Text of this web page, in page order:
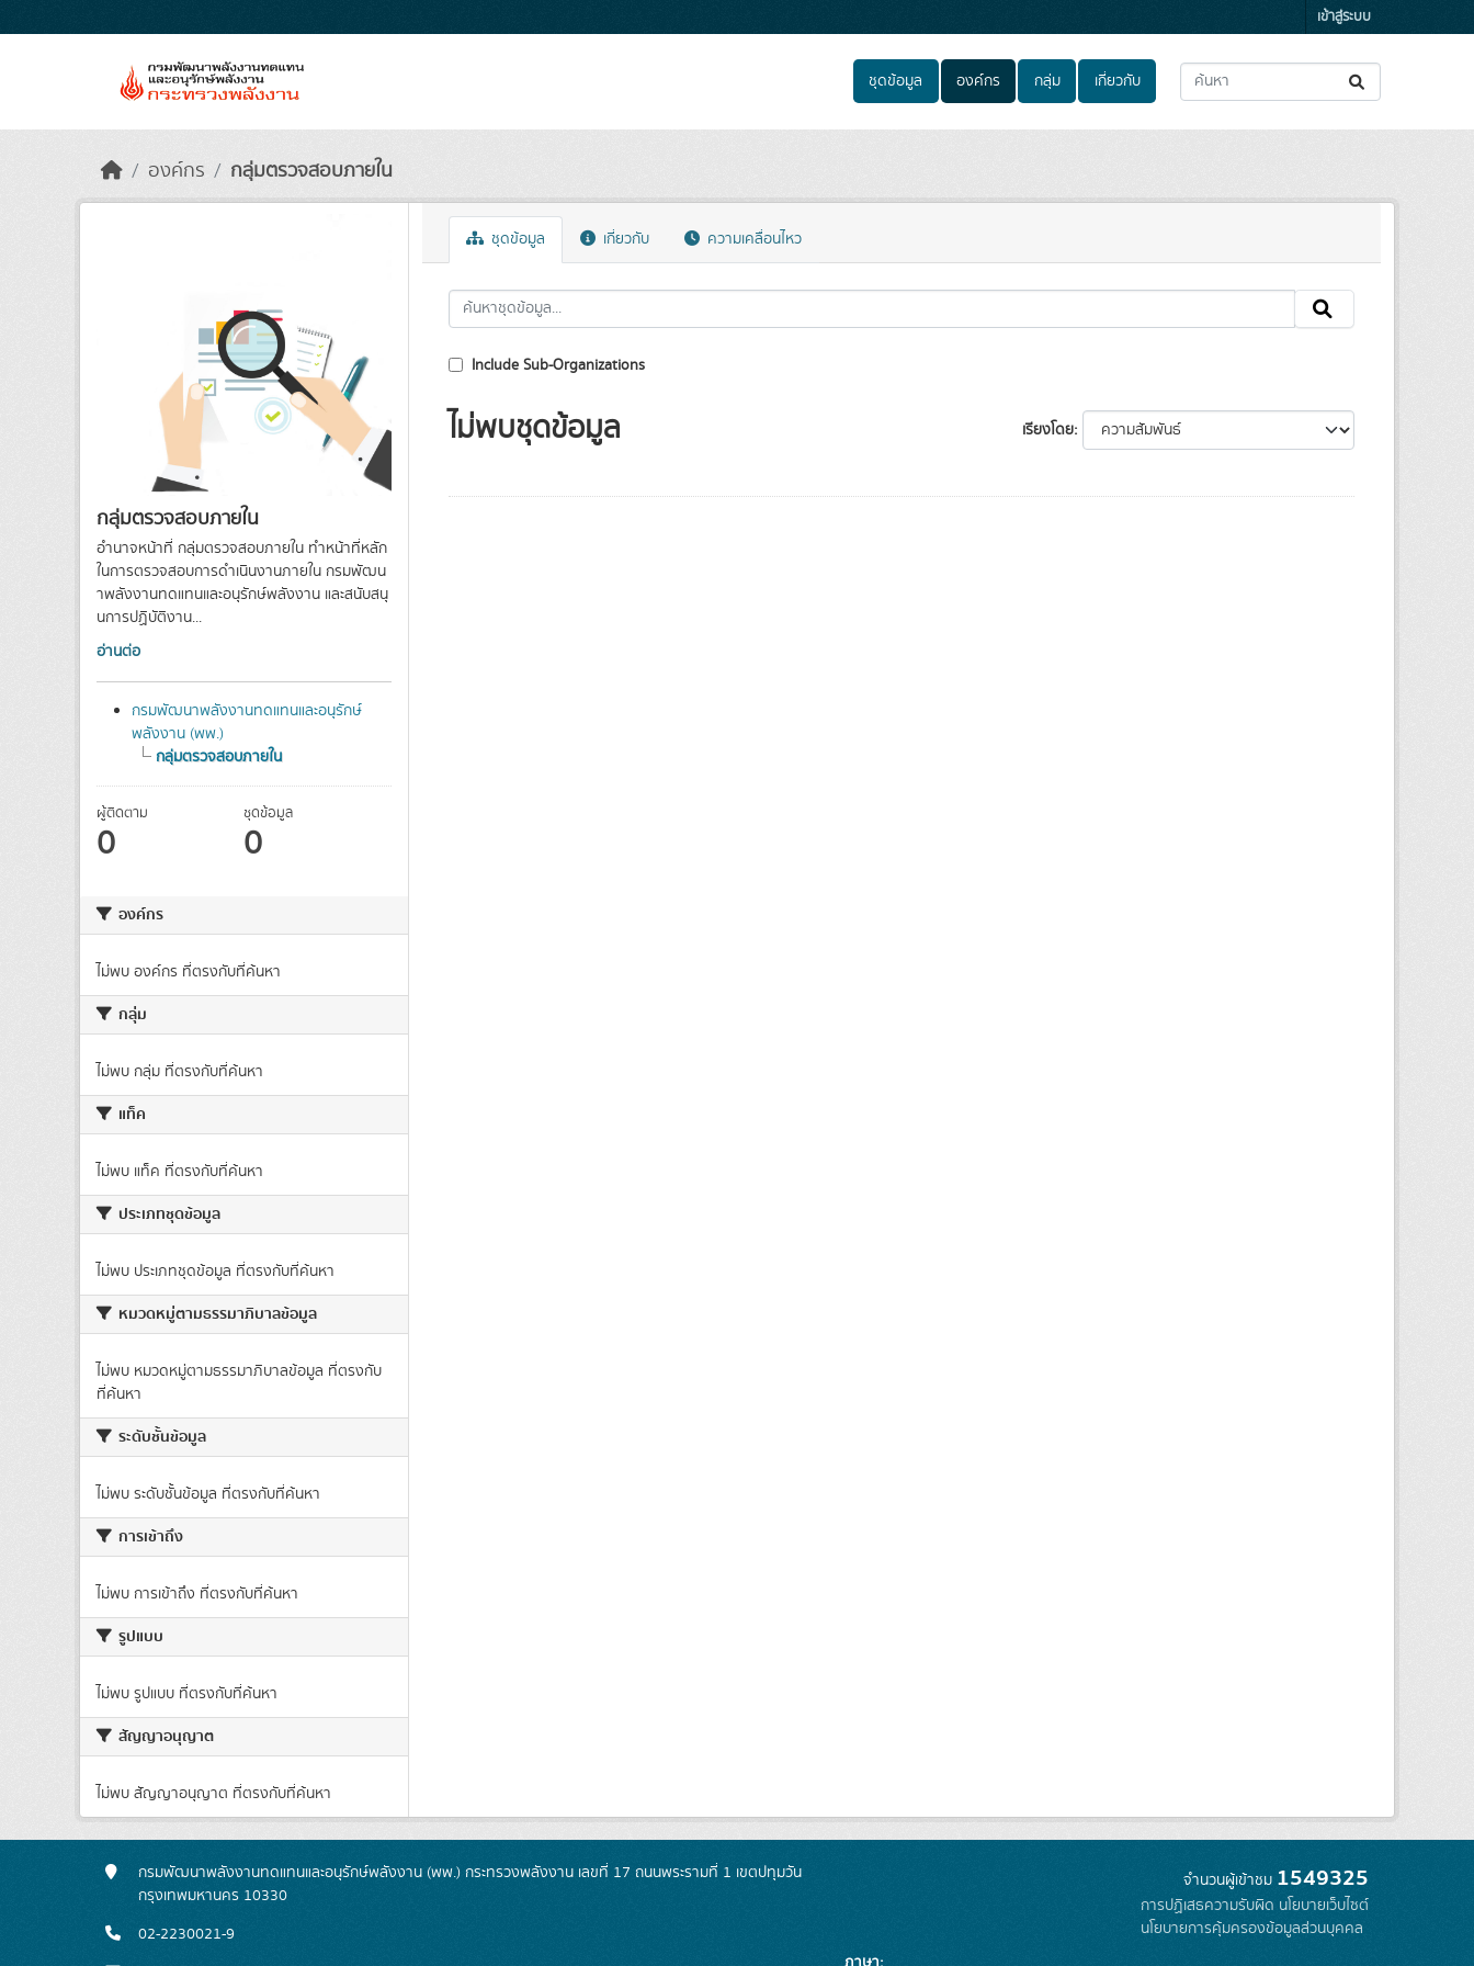
เข้าสู่ระบบ
ชุดข้อมูล องค์กร กลุ่ม เกี่ยวกับ
องค์กร กลุ่มตรวจสอบภายใน
กลุ่มตรวจสอบภายใน
อำนาจหน้าที่ กลุ่มตรวจสอบภายใน ทําหน้าที่หลัก
ในการตรวจสอบการดําเนินงานภายใน กรมพัฒน
าพลังงานทดแทนและอนุรักษ์พลังงาน และสนับสนุ
นการปฏิบัติงาน...
อ่านต่อ
กรมพัฒนาพลังงานทดแทนและอนุรักษ์
พลังงาน (พพ.)
กลุ่มตรวจสอบภายใน
ผู้ติดตาม
0
ชุดข้อมูล
0
องค์กร
ไม่พบ องค์กร ที่ตรงกับที่ค้นหา
กลุ่ม
ไม่พบ กลุ่ม ที่ตรงกับที่ค้นหา
แท็ค
ไม่พบ แท็ค ที่ตรงกับที่ค้นหา
ประเภทชุดข้อมูล
ไม่พบ ประเภทชุดข้อมูล ที่ตรงกับที่ค้นหา
หมวดหมู่ตามธรรมาภิบาลข้อมูล
ไม่พบ หมวดหมู่ตามธรรมาภิบาลข้อมูล ที่ตรงกับ
ที่ค้นหา
ระดับชั้นข้อมูล
ไม่พบ ระดับชั้นข้อมูล ที่ตรงกับที่ค้นหา
การเข้าถึง
ไม่พบ การเข้าถึง ที่ตรงกับที่ค้นหา
รูปแบบ
ไม่พบ รูปแบบ ที่ตรงกับที่ค้นหา
สัญญาอนุญาต
ไม่พบ สัญญาอนุญาต ที่ตรงกับที่ค้นหา
ชุดข้อมูล เกี่ยวกับ ความเคลื่อนไหว
Include Sub-Organizations
เรียงโดย
ไม่พบชุดข้อมูล
กรมพัฒนาพลังงานทดแทนและอนุรักษ์พลังงาน (พพ.) กระทรวงพลังงาน เลขที่ 17 ถนนพระรามที่ 1 เขตปทุมวัน
กรุงเทพมหานคร 10330
02-2230021-9
จำนวนผู้เข้าชม 1549325
การปฏิเสธความรับผิด นโยบายเว็บไซต์
นโยบายการคุ้มครองข้อมูลส่วนบุคคล